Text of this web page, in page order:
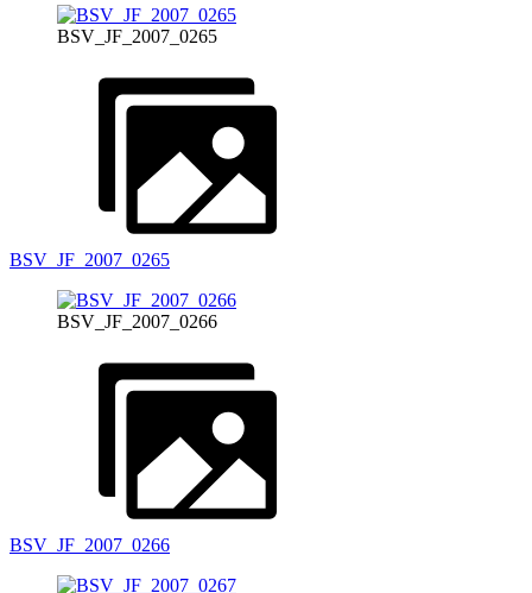
BSV_JF_2007_0265
BSV_JF_2007_0265
BSV_JF_2007_0266
BSV_JF_2007_0266